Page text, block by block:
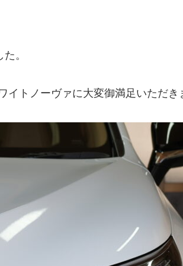
。
イトノーヴァに大変御満足いただき